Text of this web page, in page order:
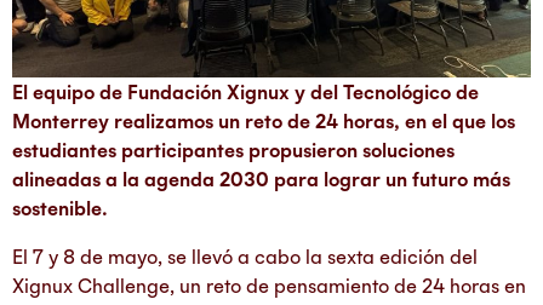
El equipo de Fundación Xignux y del Tecnológico de
Monterrey realizamos un reto de 24 horas, en el que los
estudiantes participantes propusieron soluciones
alineadas a la agenda 2030 para lograr un futuro más
sostenible.
El 7 y 8 de mayo, se llevó a cabo la sexta edición del
Xignux Challenge, un reto de pensamiento de 24 horas en